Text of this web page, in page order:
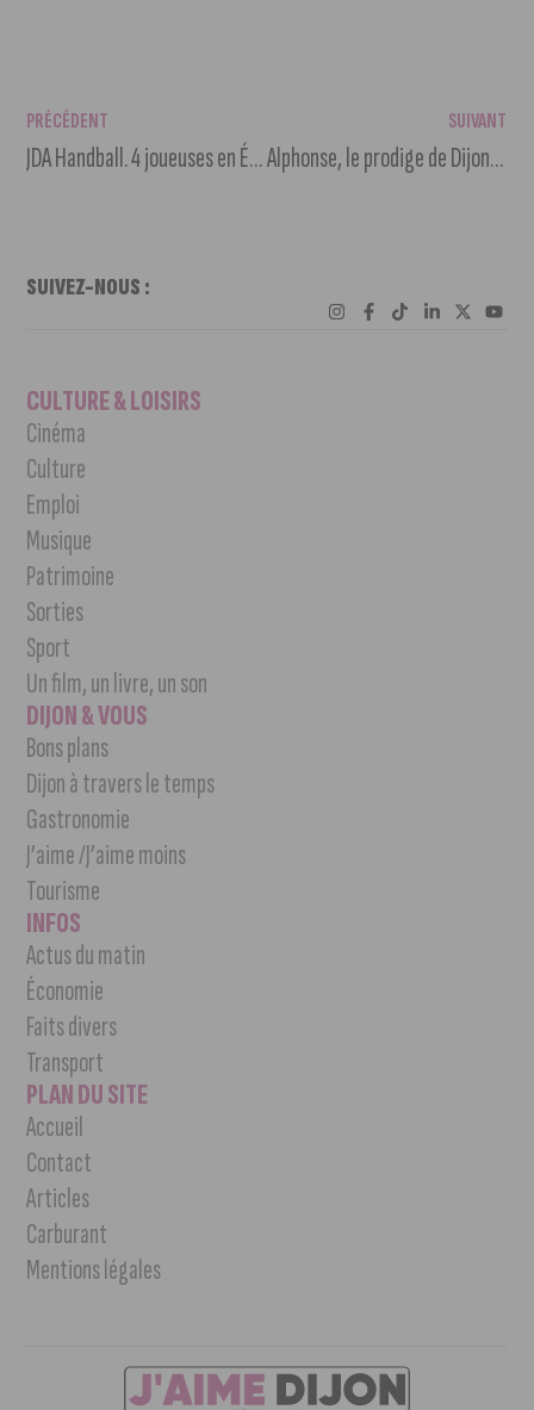
PRÉCÉDENT
JDA Handball. 4 joueuses en Équipe de France pour le Mondial -20 ans
SUIVANT
Alphonse, le prodige de Dijon, enflamme le Palais des Ducs
SUIVEZ-NOUS :
CULTURE & LOISIRS
Cinéma
Culture
Emploi
Musique
Patrimoine
Sorties
Sport
Un film, un livre, un son
DIJON & VOUS
Bons plans
Dijon à travers le temps
Gastronomie
J’aime /J’aime moins
Tourisme
INFOS
Actus du matin
Économie
Faits divers
Transport
PLAN DU SITE
Accueil
Contact
Articles
Carburant
Mentions légales